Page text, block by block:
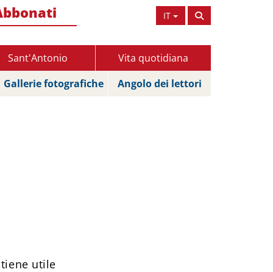
IT
Sant'Antonio
Vita quotidiana
Gallerie fotografiche
Angolo dei lettori
utile